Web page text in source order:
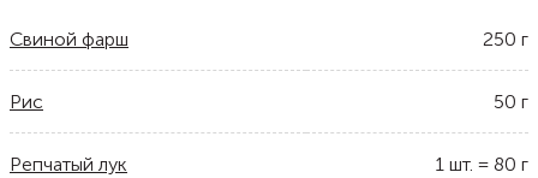
Свиной фарш 250 г
Рис 50 г
Репчатый лук 1 шт. = 80 г